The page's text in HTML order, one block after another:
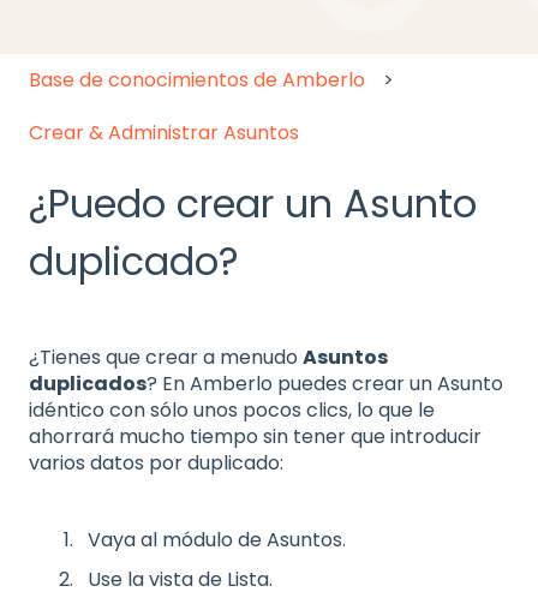
Base de conocimientos de Amberlo
Crear & Administrar Asuntos
¿Puedo crear un Asunto
duplicado?
¿Tienes que crear a menudo Asuntos
duplicados? En Amberlo puedes crear un Asunto
idéntico con sólo unos pocos clics, lo que le
ahorrará mucho tiempo sin tener que introducir
varios datos por duplicado:
Vaya al módulo de Asuntos.
Use la vista de Lista.